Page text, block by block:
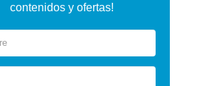
contenidos y ofertas!